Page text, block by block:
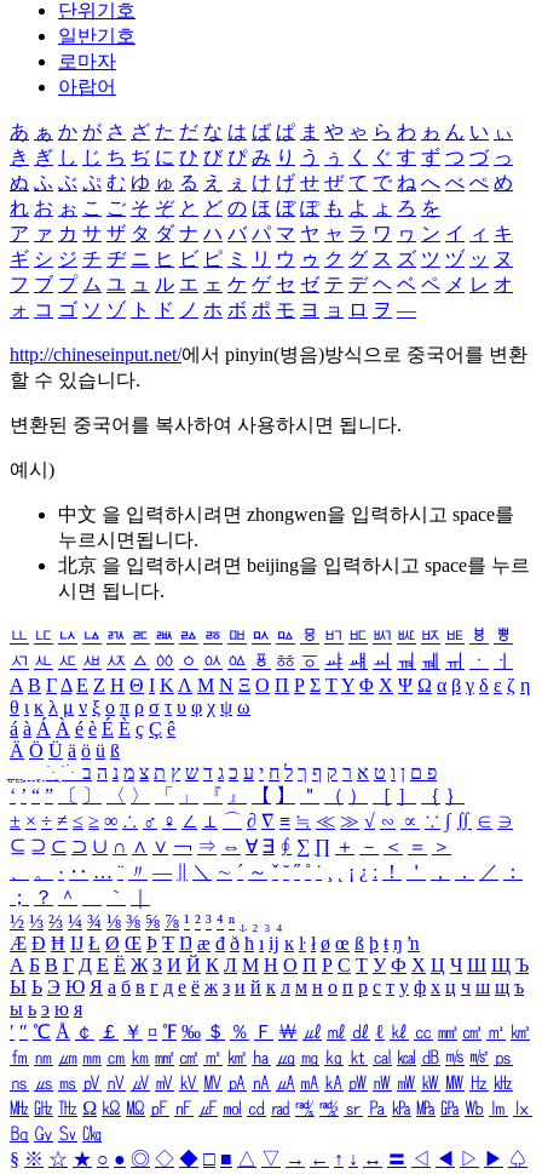
단위기호
일반기호
로마자
아랍어
あ ぁ か が さ ざ た だ な は ば ぱ ま や ゃ ら わ ゎ ん い ぃ
き ぎ し じ ち ぢ に ひ び ぴ み り う ぅ く ぐ す ず つ づ っ
ぬ ふ ぶ ぷ む ゆ ゅ る え ぇ け げ せ ぜ て で ね へ べ ぺ め
れ お ぉ こ ご そ ぞ と ど の ほ ぼ ぽ も よ ょ ろ を
ア ァ カ サ ザ タ ダ ナ ハ バ パ マ ヤ ャ ラ ワ ヮ ン イ ィ キ
ギ シ ジ チ ヂ ニ ヒ ビ ピ ミ リ ウ ゥ ク グ ス ズ ツ ヅ ッ ヌ
フ ブ プ ム ユ ュ ル エ ェ ケ ゲ セ ゼ テ デ ヘ ベ ペ メ レ オ
ォ コ ゴ ソ ゾ ト ド ノ ホ ボ ポ モ ヨ ョ ロ ヲ ―
http://chineseinput.net/에서 pinyin(병음)방식으로 중국어를 변환
할 수 있습니다.
변환된 중국어를 복사하여 사용하시면 됩니다.
예시)
中文 을 입력하시려면 zhongwen을 입력하시고 space를
누르시면됩니다.
北京 을 입력하시려면 beijing을 입력하시고 space를 누르
시면 됩니다.
ㅥ ㅦ ㅧ ㅨ ㅩ ㅪ ㅫ ㅬ ㅭ ㅮ ㅯ ㅰ ㅱ ㅲ ㅳ ㅴ ㅵ ㅶ ㅷ ㅸ
ㅹ
ㅺ ㅻ ㅼ ㅽ ㅾ ㅿ ㆀ ㆁ ㆂ ㆃ ㆄ ㆅ ㆆ ㆇ ㆈ ㆉ ㆊ ㆋ ㆌ ㆍ
ㆎ
Α Β ΓΔ Ε Ζ Η Θ Ι ΚΛ Μ Ν Ξ Ο Π Ρ Σ ΤΥ Φ Χ Ψ Ω α β γ δ ε ζ η
θ ι κ λ μ ν ξ ο π ρ σ τ υ φ χ ψ ω
á à Á À é è É È ç Ç ê
Ä Ö Ü ä ö ü ß
ִֶֹ ֻּ ׁׂ פ ם ן ו ט א ר ק ף ך ל ח י ע כ ג ד ש ץ ת צ מ נ ה ב
‘ ’ “ ” 〔 〕 〈 〉 「 」 『 』 【 】 ＂ （ ） ［ ］ ｛ ｝
± × ÷ ≠ ≤ ≥ ∞ ∴ ♂ ♀ ∠ ⊥ ⌒ ∂ ∇ ≡ ≒ ≪ ≫ √ ∽ ∝ ∵ ∫ ∬ ∈ ∋
⊆ ⊇ ⊂ ⊃ ∪ ∩ ∧ ∨ ￢ ⇒ ⇔ ∀ ∃ ∮ ∑ ∏ ＋ － ＜ ＝
＞
、
。 · ‥ … ¨ 〃 ― ＼ ∼ ´ ～ ˇ ˘ ˝ ˚ ˙ ¸ ¡ ¿ ː ！ ＇ ， ． ／
：
；
？ ＾ ｀
½ ⅓ ⅔ ¼ ¾ ⅛ ⅜ ⅝ ⅞ ¹ ² ³ ⁴ ⁿ ₁ ₂ ₃ ₄
Æ Ð Ħ Ĳ Ł Ø Œ Þ Ŧ Ŋ æ đ ð ħ ı ĳ ĸ ŀ ł ø œ ß þ ŧ ŋ ŉ
А Б В Г Д Е Ё Ж З И Й К Л М Н О П Р С Т У Ф Х Ц Ч Ш Щ Ъ
Ы Ь Э Ю Я а б в г д е ё ж з и й к л м н о п р с т у ф х ц ч ш щ ъ
ы ь э ю я
′ ″ ℃ Å ￠ ￡ ￥ ¤ ℉ ‰ ＄ ％ Ｆ ￦ ㎕ ㎖ ㎗ ℓ ㎘ ㏄ ㎣ ㎤ ㎥ ㎦
㎙ ㎚ ㎛ ㎜ ㎝ ㎞ ㎟ ㎠ ㎡ ㎢ ㏊ ㎍ ㎎ ㎏ ㏏ ㎈ ㎉ ㏈ ㎧ ㎨ ㎰
㎱ ㎲ ㎳ ㎴ ㎵ ㎶ ㎷ ㎸ ㎹ ㎀ ㎁ ㎂ ㎃ ㎄ ㎺ ㎻ ㎽ ㎾ ㎿ ㎐ ㎑
㎒ ㎓ ㎔ Ω ㏀ ㏁ ㎊ ㎋ ㎌ ㏖ ㏅ ㎭ ㎮ ㎯ ㏛ ㎩ ㎪ ㎫ ㎬ ㏝ ㏐
㏓
㏃ ㏉ ㏜ ㏆
§ ※ ☆ ★ ○ ● ◎ ◇ ◆ □ ■ △ ▽ → ← ↑ ↓ ↔ 〓 ◁ ◀ ▷ ▶ ♤